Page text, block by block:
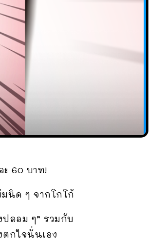
ะ 60 บาท!
นิด ๆ จากโกโก้
ลอม ๆ” รวมกับ
ตกใจนั่นเอง